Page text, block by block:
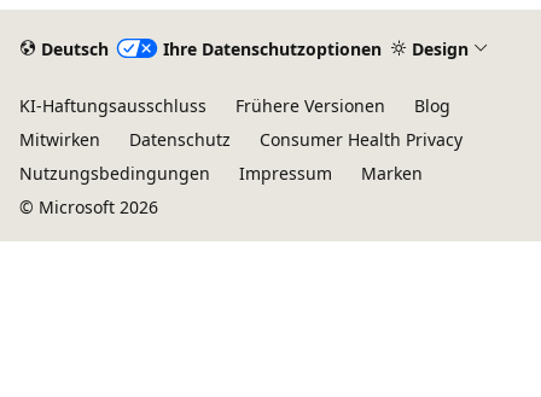
Deutsch Ihre Datenschutzoptionen Design
KI-Haftungsausschluss Frühere Versionen
Blog
Mitwirken
Datenschutz
Consumer Health Privacy
Nutzungsbedingungen
Impressum
Marken
© Microsoft 2026